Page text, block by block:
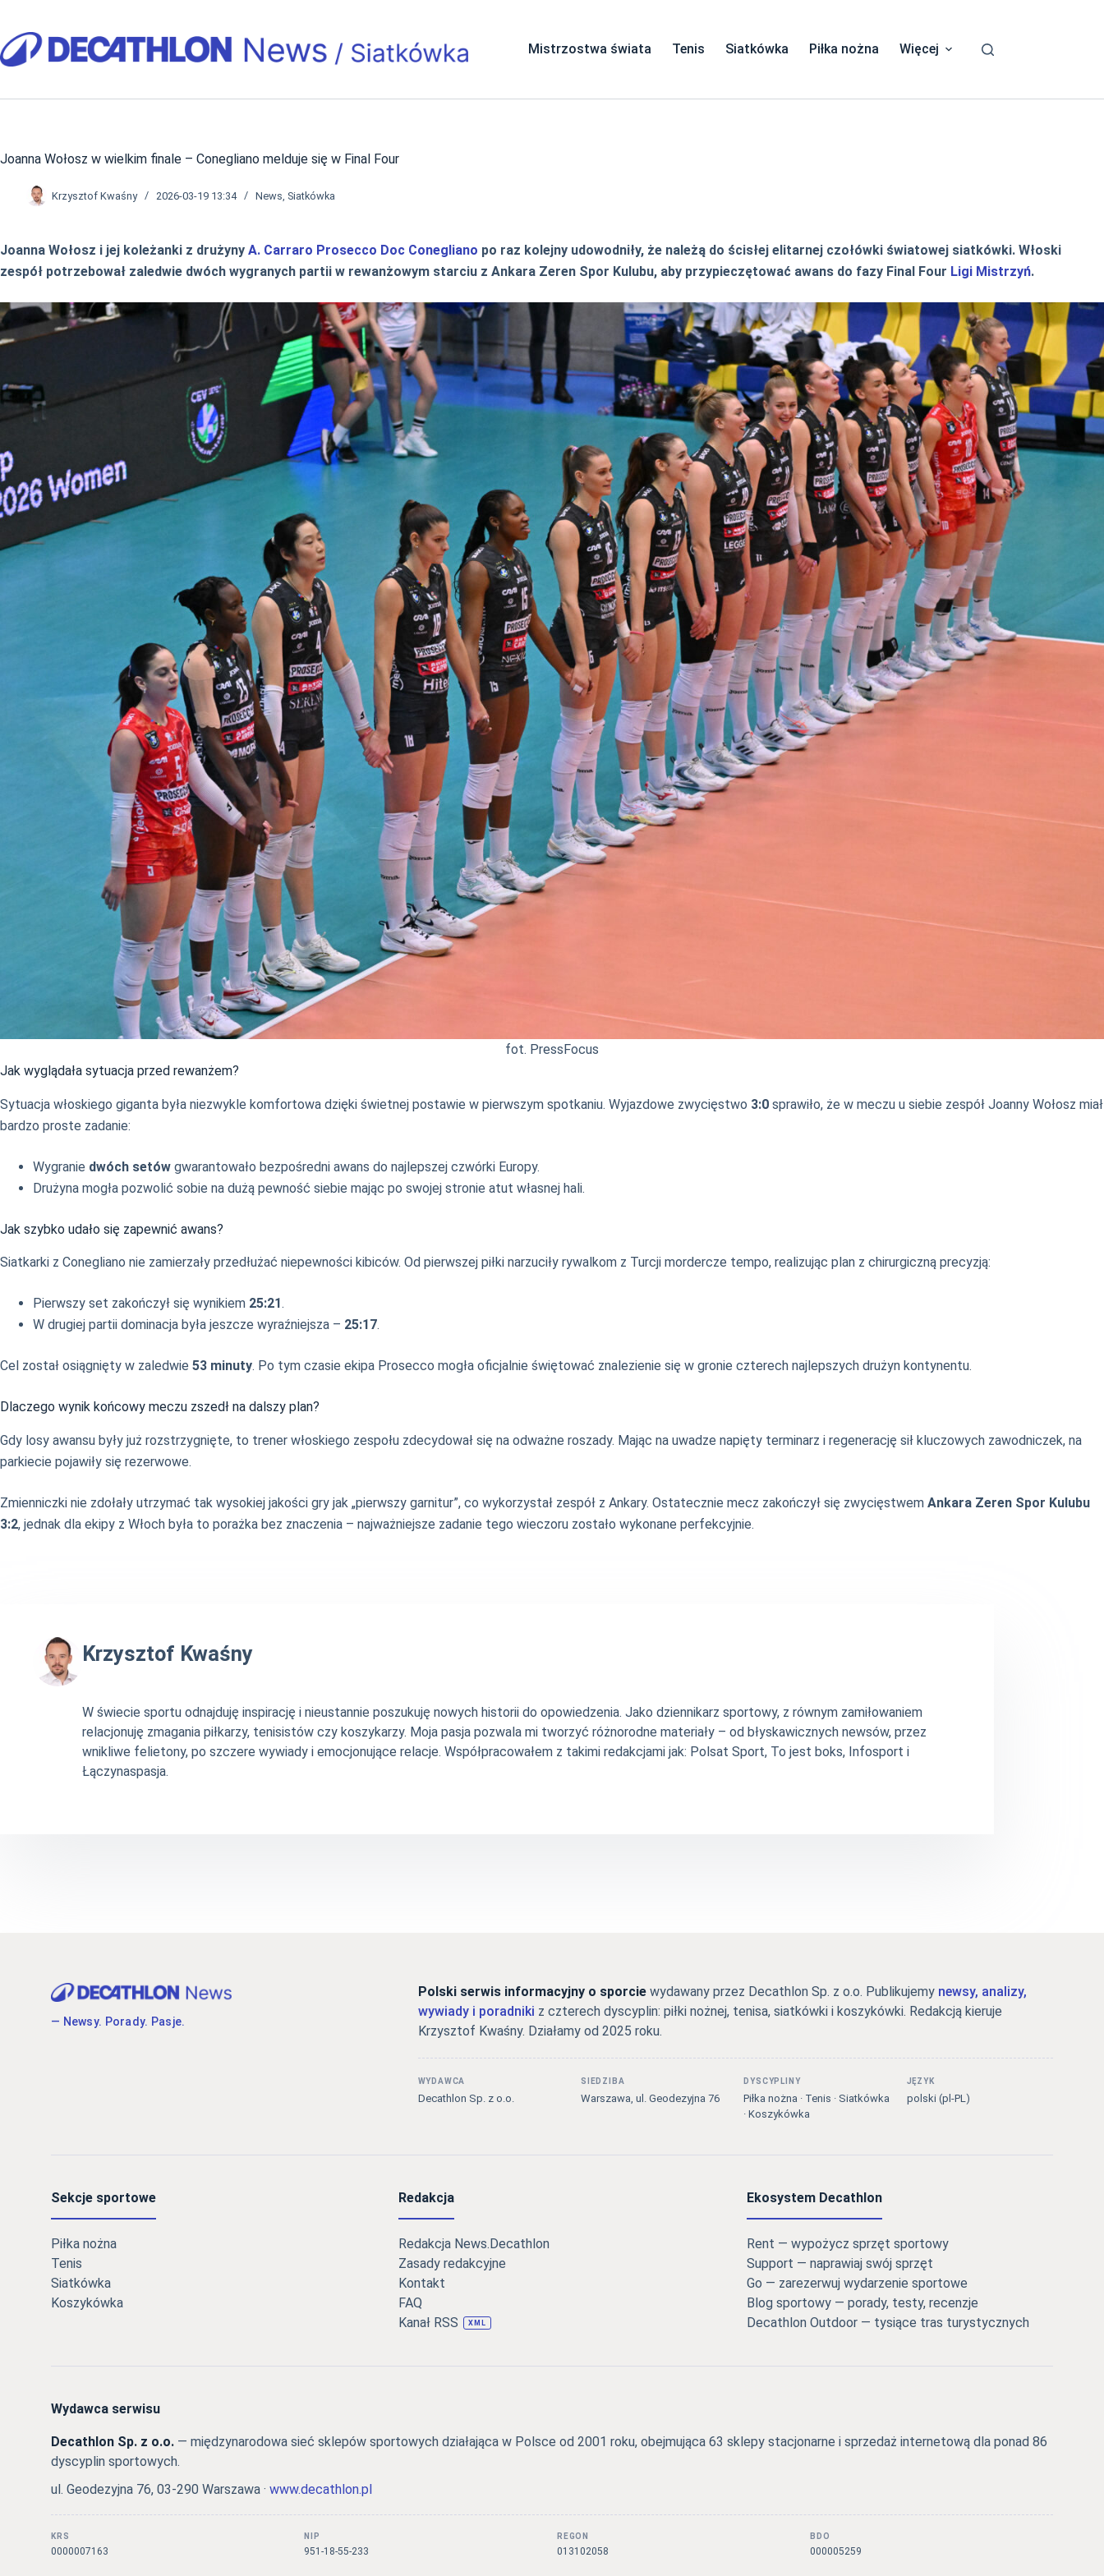
treści
Mistrzostwa świata Tenis Siatkówka Piłka nożna Więcej
Joanna Wołosz w wielkim finale – Conegliano melduje się w Final Four
Krzysztof Kwaśny 2026-03-19 13:34 News Siatkówka
Joanna Wołosz i jej koleżanki z drużyny A. Carraro Prosecco Doc Conegliano po raz kolejny udowodniły, że należą do ścisłej elitarnej czołówki światowej siatkówki. Włoski
zespół potrzebował zaledwie dwóch wygranych partii w rewanżowym starciu z Ankara Zeren Spor Kulubu, aby przypieczętować awans do fazy Final Four Ligi Mistrzyń.
fot. PressFocus
Jak wyglądała sytuacja przed rewanżem?
Sytuacja włoskiego giganta była niezwykle komfortowa dzięki świetnej postawie w pierwszym spotkaniu. Wyjazdowe zwycięstwo 3:0 sprawiło, że w meczu u siebie zespół Joanny Wołosz miał
bardzo proste zadanie:
Wygranie dwóch setów gwarantowało bezpośredni awans do najlepszej czwórki Europy.
Drużyna mogła pozwolić sobie na dużą pewność siebie mając po swojej stronie atut własnej hali.
Jak szybko udało się zapewnić awans?
Siatkarki z Conegliano nie zamierzały przedłużać niepewności kibiców. Od pierwszej piłki narzuciły rywalkom z Turcji mordercze tempo, realizując plan z chirurgiczną precyzją:
Pierwszy set zakończył się wynikiem 25:21.
W drugiej partii dominacja była jeszcze wyraźniejsza – 25:17.
Cel został osiągnięty w zaledwie 53 minuty. Po tym czasie ekipa Prosecco mogła oficjalnie świętować znalezienie się w gronie czterech najlepszych drużyn kontynentu.
Dlaczego wynik końcowy meczu zszedł na dalszy plan?
Gdy losy awansu były już rozstrzygnięte, to trener włoskiego zespołu zdecydował się na odważne roszady. Mając na uwadze napięty terminarz i regenerację sił kluczowych zawodniczek, na
parkiecie pojawiły się rezerwowe.
Zmienniczki nie zdołały utrzymać tak wysokiej jakości gry jak „pierwszy garnitur”, co wykorzystał zespół z Ankary. Ostatecznie mecz zakończył się zwycięstwem Ankara Zeren Spor Kulubu
3:2, jednak dla ekipy z Włoch była to porażka bez znaczenia – najważniejsze zadanie tego wieczoru zostało wykonane perfekcyjnie.
Krzysztof Kwaśny
W świecie sportu odnajduję inspirację i nieustannie poszukuję nowych historii do opowiedzenia. Jako dziennikarz sportowy, z równym zamiłowaniem
relacjonuję zmagania piłkarzy, tenisistów czy koszykarzy. Moja pasja pozwala mi tworzyć różnorodne materiały – od błyskawicznych newsów, przez
wnikliwe felietony, po szczere wywiady i emocjonujące relacje. Współpracowałem z takimi redakcjami jak: Polsat Sport, To jest boks, Infosport i
Łączynaspasja.
— Newsy. Porady. Pasje.
Polski serwis informacyjny o sporciewydawany przez Decathlon Sp. z o.o. Publikujemy newsy, analizy,
wywiady i poradniki z czterech dyscyplin: piłki nożnej, tenisa, siatkówki i koszykówki. Redakcją kieruje
Krzysztof Kwaśny. Działamy od 2025 roku.
WYDAWCA
Decathlon Sp. z o.o.
SIEDZIBA
Warszawa, ul. Geodezyjna 76
DYSCYPLINY
Piłka nożna · Tenis · Siatkówka
· Koszykówka
JĘZYK
polski (pl-PL)
Sekcje sportowe
Piłka nożna
Tenis
Siatkówka
Koszykówka
Redakcja
Redakcja News.Decathlon
Zasady redakcyjne
Kontakt
FAQ
Kanał RSS
XML
Ekosystem Decathlon
Rent — wypożycz sprzęt sportowy
Support — naprawiaj swój sprzęt
Go — zarezerwuj wydarzenie sportowe
Blog sportowy — porady, testy, recenzje
Decathlon Outdoor — tysiące tras turystycznych
Wydawca serwisu
Decathlon Sp. z o.o. — międzynarodowa sieć sklepów sportowych działająca w Polsce od 2001 roku, obejmująca 63 sklepy stacjonarne i sprzedaż internetową dla ponad 86
dyscyplin sportowych.
ul. Geodezyjna 76, 03-290 Warszawa · www.decathlon.pl
KRS
0000007163
NIP
951-18-55-233
REGON
013102058
BDO
000005259